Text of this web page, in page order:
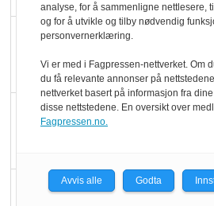
Slik
ølsalget
Færre
KI lager
analyse, for å sammenligne nettlesere,
og for å utvikle og tilby nødvendig
personvernerklæring.
Vi er med i Fagpressen-nettverket. Om
du få relevante annonser på
nettverket basert på informasjon fra
disse nettstedene. En oversikt over
Fagpressen.no.
Avvis alle Godta